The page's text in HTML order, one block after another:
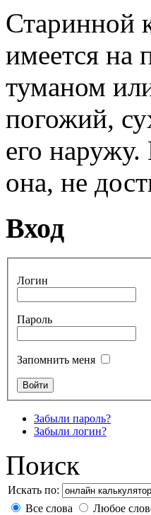
Старинной
имеется на
туманом
погожий,
его
она, не
Вход
Логин
Пароль
Запомнить меня
Забыли пароль?
Забыли логин?
Поиск
Искать по:
Все слова Любое